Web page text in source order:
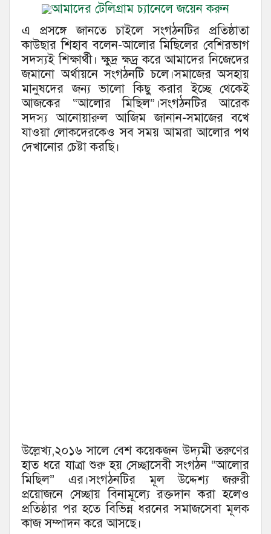
আমাদের টেলিগ্রাম চ্যানেলে জয়েন করুন
এ প্রসঙ্গে জানতে চাইলে সংগঠনটির প্রতিষ্ঠাতা
কাউছার শিহাব বলেন-আলোর মিছিলের বেশিরভাগ
সদস্যই শিক্ষার্থী। ক্ষুদ্র ক্ষদ্র্র করে আমাদের নিজেদের
জমানো অর্থায়নে সংগঠনটি চলে।সমাজের অসহায়
মানুষদের জন্য ভালো কিছু করার ইচ্ছে থেকেই
আজকের “আলোর মিছিল”।সংগঠনটির আরেক
সদস্য আনোয়ারুল আজিম জানান-সমাজের বখে
যাওয়া লোকদেরকেও সব সময় আমরা আলোর পথ
দেখানোর চেষ্টা করছি।
উল্লেখ্য,২০১৬ সালে বেশ কয়েকজন উদ্যমী তরুণের
হাত ধরে যাত্রা শুরু হয় সেচ্ছাসেবী সংগঠন “আলোর
মিছিল” এর।সংগঠনটির মূল উদ্দেশ্য জরুরী
প্রয়োজনে সেচ্ছায় বিনামূল্যে রক্তদান করা হলেও
প্রতিষ্ঠার পর হতে বিভিন্ন ধরনের সমাজসেবা মূলক
কাজ সম্পাদন করে আসছে।